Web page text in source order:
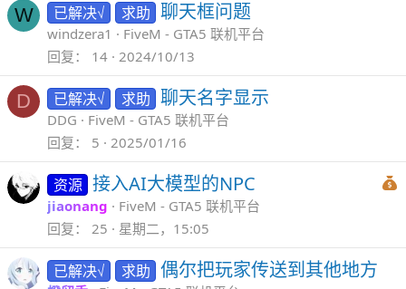
W 已解决√ 求助 聊天框问题
windzera1
FiveM - GTA5 联机平台
回复
14 2024/10/13
D 已解决√ 求助 聊天名字显示
DDG
FiveM - GTA5 联机平台
回复
5 2025/01/16
资源 接入AI大模型的NPC
jiaonang
FiveM - GTA5 联机平台
回复
25 星期二，15:05
已解决√ 求助 偶尔把玩家传送到其他地方